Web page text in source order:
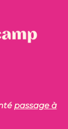
passage à